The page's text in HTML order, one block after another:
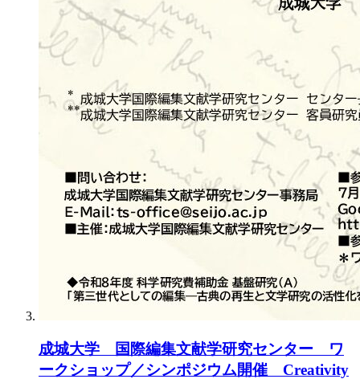
成城大学 国際編集文献学研究センター ワ
ークショップ／シンポジウム開催 Creativity